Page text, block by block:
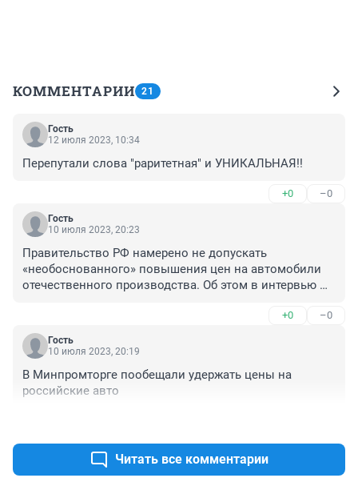
КОММЕНТАРИИ 21
Гость
12 июля 2023, 10:34
Перепутали слова "раритетная" и УНИКАЛЬНАЯ!!
+0 –0
Гость
10 июля 2023, 20:23
Правительство РФ намерено не допускать
«необоснованного» повышения цен на автомобили
отечественного производства. Об этом в интервью
«Большое внимание уделяем сейчас и мониторингу
российскими производителями. У нас есть четкие
договоренности с нашими автомобилестроителями о
сказал он.
Также Мантуров отметил, что его ведомство будет
+0 –0
Гость
10 июля 2023, 20:19
В Минпромторге пообещали удержать цены на
российские авто
Читать все комментарии